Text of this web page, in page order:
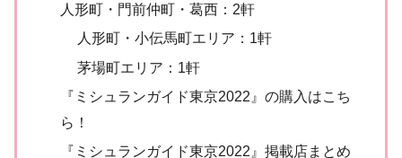
人形町・門前仲町・葛西：2軒
人形町・小伝馬町エリア：1軒
茅場町エリア：1軒
『ミシュランガイド東京2022』の購入はこち
ら！
『ミシュランガイド東京2022』掲載店まとめ